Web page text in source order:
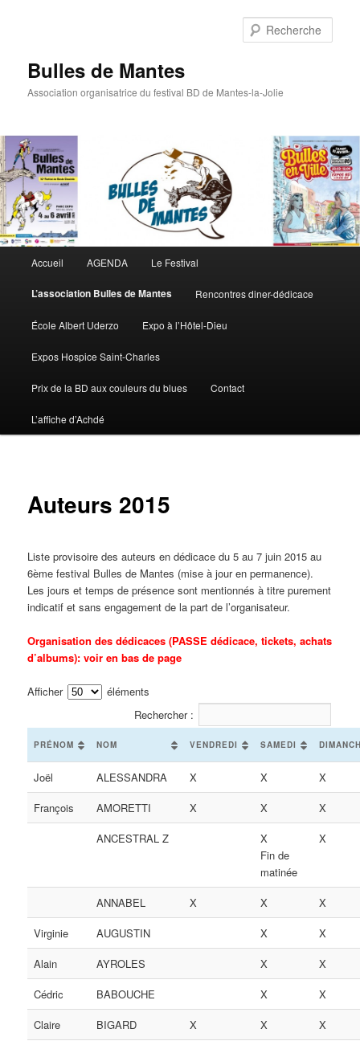
Bulles de Mantes
Association organisatrice du festival BD de Mantes-la-Jolie
Aller au contenu principal
Aller au contenu secondaire
Accueil AGENDA Le Festival
L’association Bulles de Mantes Rencontres diner-dédicace
École Albert Uderzo Expo à l’Hôtel-Dieu
Expos Hospice Saint-Charles
Prix de la BD aux couleurs du blues Contact
L’affiche d’Achdé
Auteurs 2015
Liste provisoire des auteurs en dédicace du 5 au 7 juin 2015 au
6ème festival Bulles de Mantes (mise à jour en permanence).
Les jours et temps de présence sont mentionnés à titre purement
indicatif et sans engagement de la part de l’organisateur.
Organisation des dédicaces (PASSE dédicace, tickets, achats
d’albums): voir en bas de page
Afficher
éléments
Rechercher :
PRÉNOM NOM VENDREDI SAMEDI
Joël ALESSANDRA X X
X
François
AMORETTI X X
X
ANCESTRAL Z
X
Fin de
matinée
X
ANNABEL X X
X
Virginie
AUGUSTIN X
X
Alain
AYROLES X
X
Cédric
BABOUCHE X
X
Claire
BIGARD X X
X